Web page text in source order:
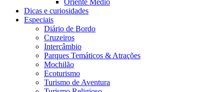
Oriente Médio
Dicas e curiosidades
Especiais
Diário de Bordo
Cruzeiros
Intercâmbio
Parques Temáticos & Atrações
Mochilão
Ecoturismo
Turismo de Aventura